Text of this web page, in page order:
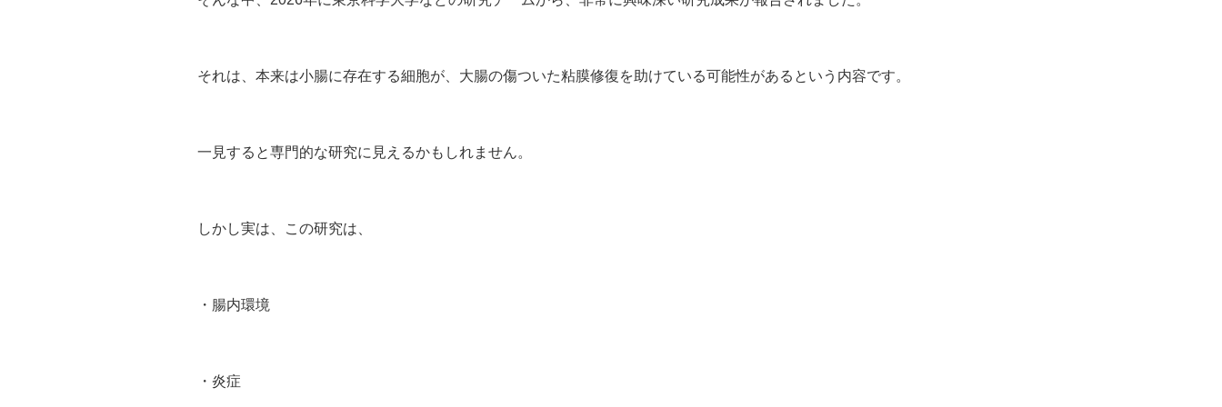
それは、本来は小腸に存在する細胞が、大腸の傷ついた粘膜修復を助けている可能性があるという内容です。
一見すると専門的な研究に見えるかもしれません。
しかし実は、この研究は、
・腸内環境
・炎症